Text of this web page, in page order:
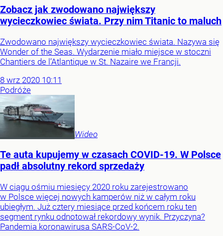
Zobacz jak zwodowano największy
wycieczkowiec świata. Przy nim Titanic to maluch
Zwodowano największy wycieczkowiec świata. Nazywa się
Wonder of the Seas. Wydarzenie miało miejsce w stoczni
Chantiers de l’Atlantique w St. Nazaire we Francji.
8 wrz 2020 10:11
Podróże
Wideo
Te auta kupujemy w czasach COVID-19. W Polsce
padł absolutny rekord sprzedaży
W ciągu ośmiu miesięcy 2020 roku zarejestrowano
w Polsce więcej nowych kamperów niż w całym roku
ubiegłym. Już cztery miesiące przed końcem roku ten
segment rynku odnotował rekordowy wynik. Przyczyna?
Pandemia koronawirusa SARS-CoV-2.